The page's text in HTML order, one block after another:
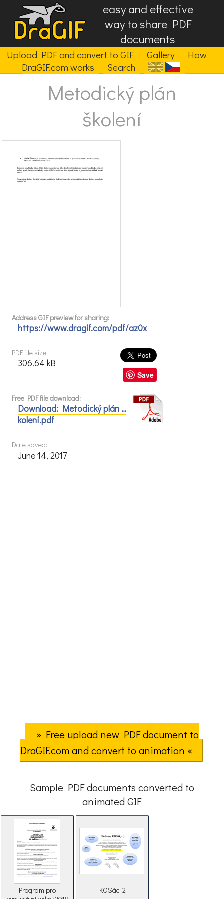
easy and effective
way to share PDF
documents
Upload PDF and convert to GIF Gallery
How
DraGIF.com works
Search
Metodický plán
školení
Address GIF preview for sharing:
https://www.dragif.com/pdf/az0x
Save
PDF file size:
306.64 kB
Free PDF file download:
Download: Metodický plán …
kolení.pdf
Date saved:
June 14, 2017
» Free upload new PDF document to
DraGIF.com and convert to animation «
Sample PDF documents converted to
animated GIF
Program pro
KOSáci 2